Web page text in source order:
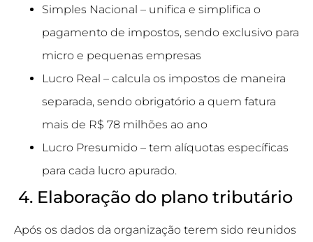
Simples Nacional – unifica e simplifica o
pagamento de impostos, sendo exclusivo para
micro e pequenas empresas
Lucro Real – calcula os impostos de maneira
separada, sendo obrigatório a quem fatura
mais de R$ 78 milhões ao ano
Lucro Presumido – tem alíquotas específicas
para cada lucro apurado.
4. Elaboração do plano tributário
Após os dados da organização terem sido reunidos